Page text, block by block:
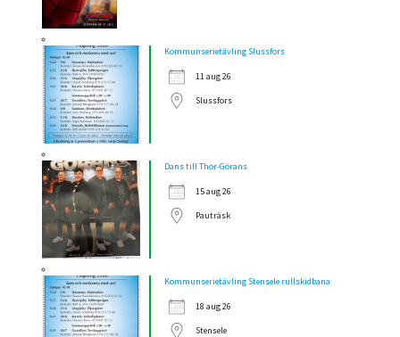
Kommunserietävling Slussfors
11 aug 26
Slussfors
Dans till Thor-Görans
15 aug 26
Pauträsk
Kommunserietävling Stensele rullskidbana
18 aug 26
Stensele